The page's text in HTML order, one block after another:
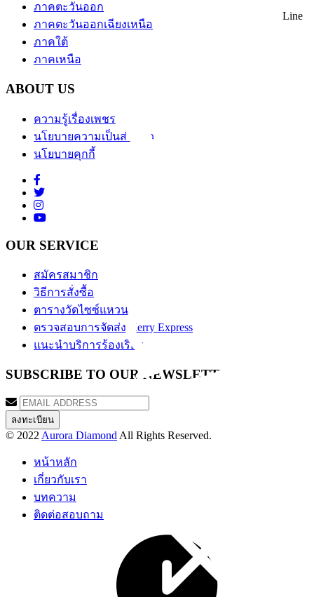
ภาคตะวันออก
ภาคตะวันออกเฉียงเหนือ
ภาคใต้
ภาคเหนือ
ABOUT US
ความรู้เรื่องเพชร
นโยบายความเป็นส่วนตัว
นโยบายคุกกี้
OUR SERVICE
สมัครสมาชิก
วิธีการสั่งซื้อ
ตารางวัดไซซ์แหวน
ตรวจสอบการจัดส่ง Kerry Express
แนะนำบริการร้องเรียน
SUBSCRIBE TO OUR NEWSLETTER
© 2022 Aurora Diamond All Rights Reserved.
หน้าหลัก
เกี่ยวกับเรา
บทความ
ติดต่อสอบถาม
Line